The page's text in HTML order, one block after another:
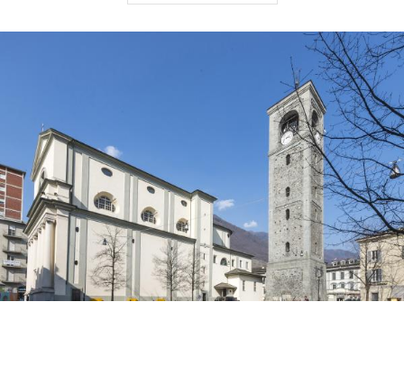
in corrispondenza dell'urna che ne conserva alcune
reliquie e affreschi di due altri artisti locali:
di Talamona e il morbegnese
Completamente staccata dalla collegiata è la torre
campanaria, opera di scuola ligariana; lasciata
incompleta nella parte più alta, fu terminata
bruscamente dall'architetto Pietro Solari nel 1763.